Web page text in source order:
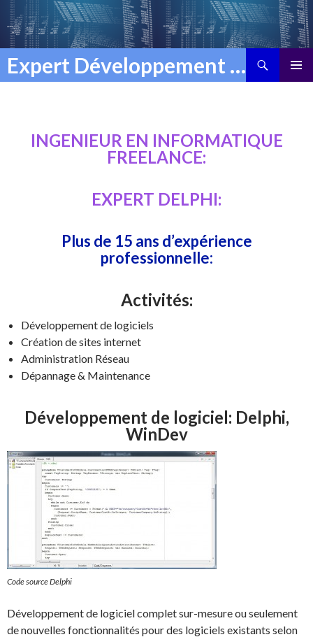
Expert Développement Delphi
Recherche
ALLER
INGENIEUR EN INFORMATIQUE
FREELANCE:
EXPERT DELPHI:
Plus de 15 ans d’expérience
professionnelle:
Activités:
Développement de logiciels
Création de sites internet
Administration Réseau
Dépannage & Maintenance
Développement de logiciel: Delphi,
WinDev
Code source Delphi
Développement de logiciel complet sur-mesure ou seulement
de nouvelles fonctionnalités pour des logiciels existants selon